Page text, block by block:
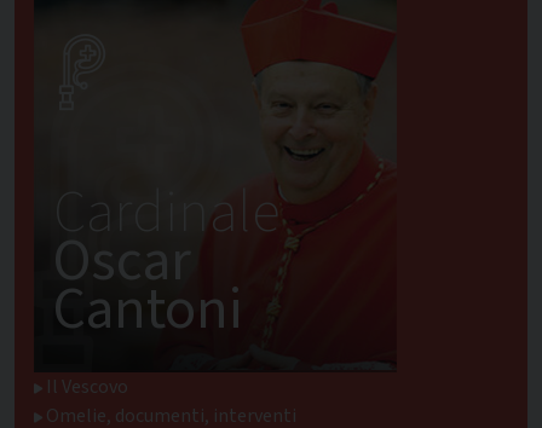
Cardinale
Oscar
Cantoni
Il Vescovo
Omelie, documenti, interventi